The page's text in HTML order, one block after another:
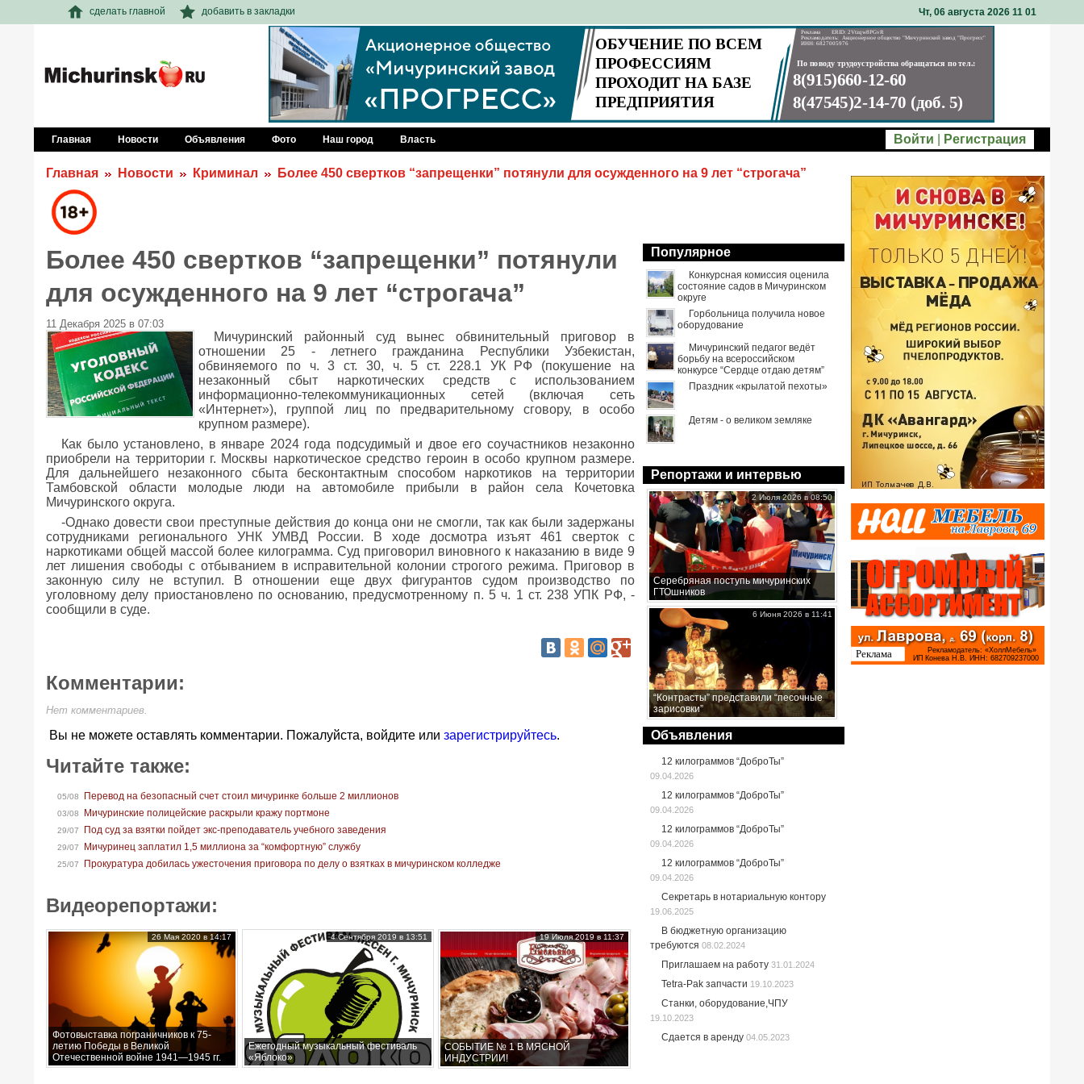
сделать главной добавить в закладки Чт, 06 августа 2026 11: 01
Главная Новости Объявления Фото Наш город Власть Войти Регистрация
Главная Новости Криминал Более 450 свертков “запрещенки” потянули для осужденного на 9 лет “строгача”
Более 450 свертков “запрещенки” потянули
для осужденного на 9 лет “строгача”
11 Декабря 2025 в 07:03
Мичуринский районный суд вынес обвинительный приговор в
отношении 25 - летнего гражданина Республики Узбекистан,
обвиняемого по ч. 3 ст. 30, ч. 5 ст. 228.1 УК РФ (покушение на
незаконный сбыт наркотических средств с использованием
информационно-телекоммуникационных сетей (включая сеть
«Интернет»), группой лиц по предварительному сговору, в особо
крупном размере).
Как было установлено, в январе 2024 года подсудимый и двое его соучастников незаконно
приобрели на территории г. Москвы наркотическое средство героин в особо крупном размере.
Для дальнейшего незаконного сбыта бесконтактным способом наркотиков на территории
Тамбовской области молодые люди на автомобиле прибыли в район села Кочетовка
Мичуринского округа.
-Однако довести свои преступные действия до конца они не смогли, так как были задержаны
сотрудниками регионального УНК УМВД России. В ходе досмотра изъят 461 сверток с
наркотиками общей массой более килограмма. Суд приговорил виновного к наказанию в виде 9
лет лишения свободы с отбыванием в исправительной колонии строгого режима. Приговор в
законную силу не вступил. В отношении еще двух фигурантов судом производство по
уголовному делу приостановлено по основанию, предусмотренному п. 5 ч. 1 ст. 238 УПК РФ, -
сообщили в суде.
Комментарии:
Нет комментариев.
Вы не можете оставлять комментарии. Пожалуйста, войдите или зарегистрируйтесь.
Читайте также:
05/08 Перевод на безопасный счет стоил мичуринке больше 2 миллионов
03/08 Мичуринские полицейские раскрыли кражу портмоне
29/07 Под суд за взятки пойдет экс-преподаватель учебного заведения
29/07 Мичуринец заплатил 1,5 миллиона за “комфортную” службу
25/07 Прокуратура добилась ужесточения приговора по делу о взятках в мичуринском колледже
Видеорепортажи:
Фотовыставка пограничников к 75-
летию Победы в Великой
Отечественной войне 1941—1945 гг.
26 Мая 2020 в 14:17
Ежегодный музыкальный фестиваль
«Яблоко»
4 Сентября 2019 в 13:51
СОБЫТИЕ № 1 В МЯСНОЙ
ИНДУСТРИИ!
19 Июля 2019 в 11:37
Популярное
Конкурсная комиссия оценила
состояние садов в Мичуринском
округе
Горбольница получила новое
оборудование
Мичуринский педагог ведёт
борьбу на всероссийском
конкурсе “Сердце отдаю детям”
Праздник «крылатой пехоты»
Детям - о великом земляке
Репортажи и интервью
Серебряная поступь мичуринских
ГТОшников
2 Июля 2026 в 08:50
“Контрасты” представили “песочные
зарисовки”
6 Июня 2026 в 11:41
Объявления
12 килограммов “ДоброТы”
09.04.2026
12 килограммов “ДоброТы”
09.04.2026
12 килограммов “ДоброТы”
09.04.2026
12 килограммов “ДоброТы”
09.04.2026
Секретарь в нотариальную контору
19.06.2025
В бюджетную организацию
требуются 08.02.2024
Приглашаем на работу 31.01.2024
Tetra-Pak запчасти 19.10.2023
Станки, оборудование,ЧПУ
19.10.2023
Сдается в аренду 04.05.2023